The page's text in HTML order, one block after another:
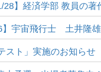
28】経済学部 教員の著
】宇宙飛行士 土井隆
スト」実施のお知らせ